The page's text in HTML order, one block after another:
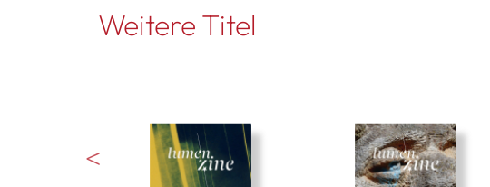
Weitere Titel